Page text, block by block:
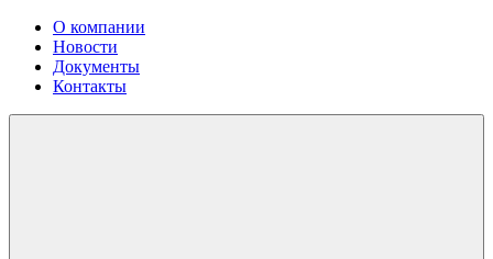
О компании
Новости
Документы
Контакты